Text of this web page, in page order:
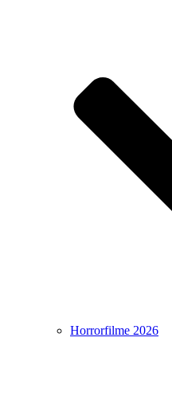
Horrorfilme 2026